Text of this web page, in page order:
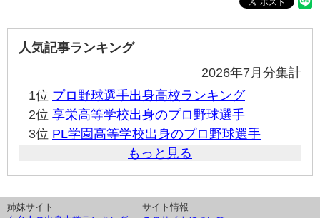
人気記事ランキング
2026年7月分集計
1位 プロ野球選手出身高校ランキング
2位 享栄高等学校出身のプロ野球選手
3位 PL学園高等学校出身のプロ野球選手
もっと見る
姉妹サイト
サイト情報